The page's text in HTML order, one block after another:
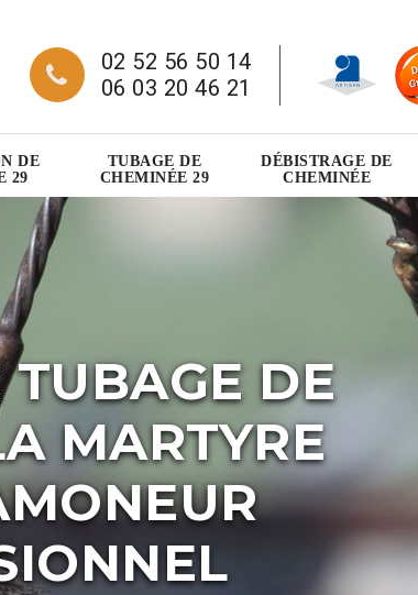
02 52 56 50 14
06 03 20 46 21
DE
29
TUBAGE DE
CHEMINÉE 29
DÉBISTRAGE DE
CHEMINÉE
TUBAGE DE
MARTYRE